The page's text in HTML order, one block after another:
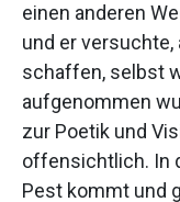
einen anderen
und er
schaffen, selbst
aufgenommen
zur Poetik und
offensichtlich. In
Pest kommt und